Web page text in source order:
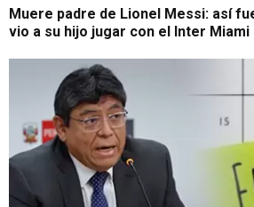
Muere padre de Lionel Messi: así
vio a su hijo jugar con el Inter Miami